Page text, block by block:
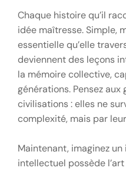
Chaque histoire qu’il
idée maîtresse. Simple,
essentielle qu’elle
deviennent des leçons
la mémoire collective,
générations. Pensez
civilisations : elles ne
complexité, mais par
Maintenant, imaginez
intellectuel possède